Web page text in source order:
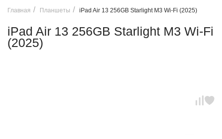
Главная Планшеты iPad Air 13 256GB Starlight M3 Wi-Fi (2025)
iPad Air 13 256GB Starlight M3 Wi-Fi
(2025)